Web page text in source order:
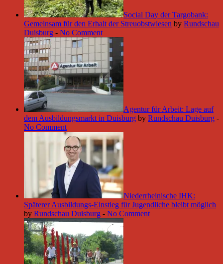
Social Day der Targobank:
Gemeinsam für den Erhalt der Streuobstwiesen by Rundschau
Duisburg - No Comment
Agentur für Arbeit: Lage auf
dem Ausbildungsmarkt in Duisburg by Rundschau Duisburg -
No Comment
Niederrheinische IHK:
Späterer Ausbildungs-Einstieg für Jugendliche bleibt möglich
by Rundschau Duisburg - No Comment